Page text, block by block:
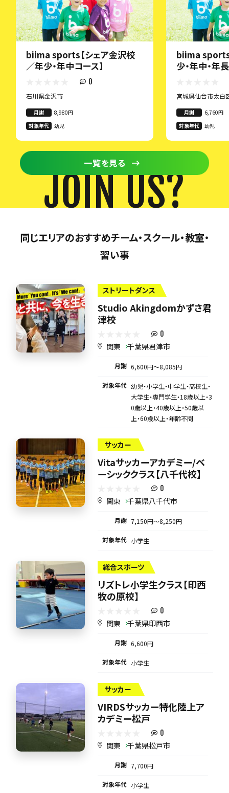
biima sports【シェア金沢校
／年少・年中コース】
0
石川県金沢市
月謝
8,980円
対象年代
幼児
biima sports
少・年中・年
宮城県仙台市太白
月謝
6,760円
対象年代
幼児
一覧を見る
JOIN US?
同じエリアのおすすめチーム・スクール・教室・
習い事
ストリートダンス
Studio Akingdomかずさ君
津校
0
関東 千葉県君津市
月謝 6,600円〜8,085円
対象年代 幼児・小学生・中学生・高校生・
大学生・専門学生・18歳以上・3
0歳以上・40歳以上・50歳以
上・60歳以上・年齢不問
サッカー
Vitaサッカーアカデミー/ベ
ーシッククラス【八千代校】
0
関東 千葉県八千代市
月謝 7,150円〜8,250円
対象年代 小学生
総合スポーツ
リズトレ小学生クラス【印西
牧の原校】
0
関東 千葉県印西市
月謝 6,600円
対象年代 小学生
サッカー
VIRDSサッカー特化陸上ア
カデミー松戸
0
関東 千葉県松戸市
月謝 7,700円
対象年代 小学生